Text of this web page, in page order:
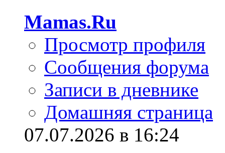
Mamas.Ru
Просмотр профиля
Сообщения форума
Записи в дневнике
Домашняя страница
07.07.2026 в 16:24